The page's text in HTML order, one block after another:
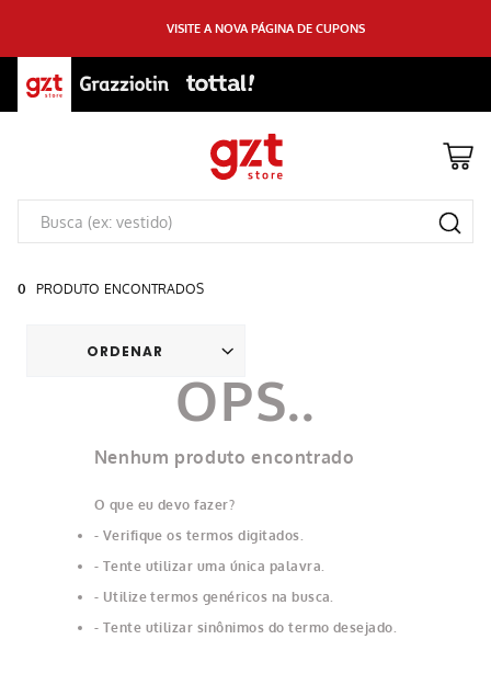
VISITE A NOVA PÁGINA DE CUPONS
0 PRODUTO
Nenhum produto encontrado
O que eu devo fazer?
Verifique os termos digitados.
Tente utilizar uma única palavra.
Utilize termos genéricos na busca.
Tente utilizar sinônimos do termo desejado.